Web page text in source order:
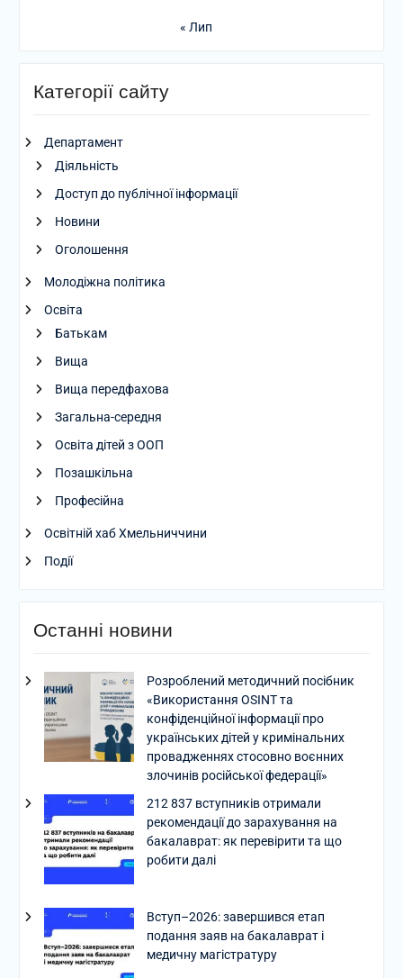
« Лип
Категорії сайту
Департамент
Діяльність
Доступ до публічної інформації
Новини
Оголошення
Молодіжна політика
Освіта
Батькам
Вища
Вища передфахова
Загальна-середня
Освіта дітей з ООП
Позашкільна
Професійна
Освітній хаб Хмельниччини
Події
Останні новини
Розроблений методичний посібник
«Використання OSINT та
конфіденційної інформації про
українських дітей у кримінальних
провадженнях стосовно воєнних
злочинів російської федерації»
212 837 вступників отримали
рекомендації до зарахування на
бакалаврат: як перевірити та що
робити далі
Вступ–2026: завершився етап
подання заяв на бакалаврат і
медичну магістратуру